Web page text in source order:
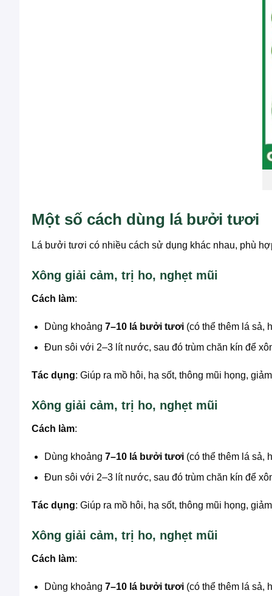
Một số cách dùng lá bưởi tươi
Lá bưởi tươi có nhiều cách sử dụng khác nhau, phù
Xông giải cảm, trị ho, nghẹt mũi
Cách làm:
Dùng khoảng 7–10 lá bưởi tươi(có thể thêm lá sả,
Đun sôi với 2–3 lít nước, sau đó trùm chăn kín để
Tác dụng: Giúp ra mồ hôi, hạ sốt, thông mũi họng,
Xông giải cảm, trị ho, nghẹt mũi
Cách làm:
Dùng khoảng 7–10 lá bưởi tươi(có thể thêm lá sả,
Đun sôi với 2–3 lít nước, sau đó trùm chăn kín để
Tác dụng: Giúp ra mồ hôi, hạ sốt, thông mũi họng,
Xông giải cảm, trị ho, nghẹt mũi
Cách làm:
Dùng khoảng 7–10 lá bưởi tươi(có thể thêm lá sả,